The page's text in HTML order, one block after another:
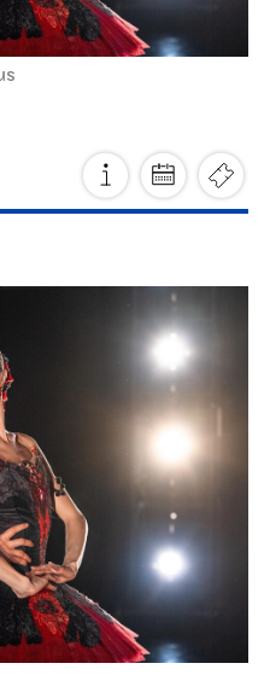
Familienvorstellung